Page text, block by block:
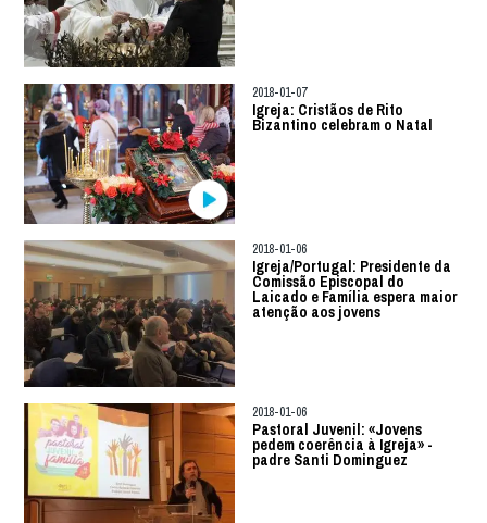
2018-01-07
Igreja: Cristãos de Rito
Bizantino celebram o Natal
2018-01-06
Igreja/Portugal: Presidente da
Comissão Episcopal do
Laicado e Família espera maior
atenção aos jovens
2018-01-06
Pastoral Juvenil: «Jovens
pedem coerência à Igreja» -
padre Santi Dominguez